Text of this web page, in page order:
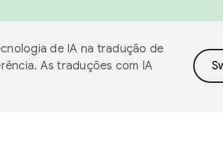
de IA na tradução de
As traduções com IA